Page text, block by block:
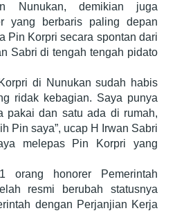
Nunukan, demikian juga
yang berbaris paling depan
Pin Korpri secara spontan dari
Sabri di tengah tengah pidato
di Nunukan sudah habis
ridak kebagian. Saya punya
pakai dan satu ada di rumah,
Pin saya”, ucap H Irwan Sabri
melepas Pin Korpri yang
orang honorer Pemerintah
resmi berubah statusnya
dengan Perjanjian Kerja